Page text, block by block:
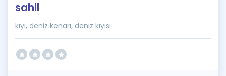
sahil
kıyı, deniz kenarı, deniz kıyısı